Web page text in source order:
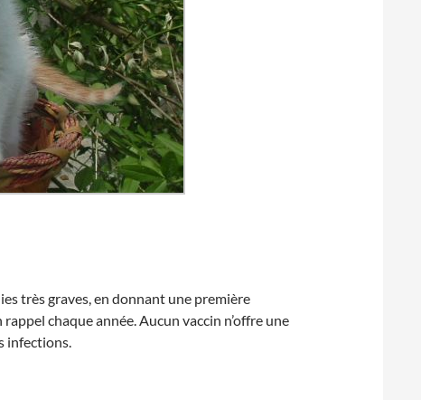
très graves, en donnant une première
chaque année. Aucun vaccin n’offre une
infections.